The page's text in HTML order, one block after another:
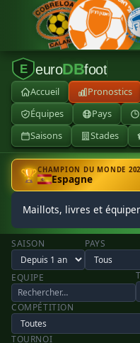
E euroDBfoot
Accueil Pronostics
Équipes
Pays
Saisons
Stades
🏆CHAMPION DU MONDE
Espagne
Maillots, livres et
SAISON PAYS
EQUIPE
COMPÉTITION
TOURNOI